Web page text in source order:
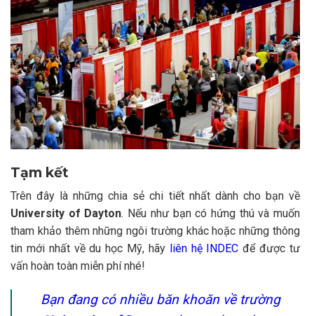
Tạm kết
Trên đây là những chia sẻ chi tiết nhất dành cho bạn về
University of Dayton. Nếu như bạn có hứng thú và muốn
tham khảo thêm những ngôi trường khác hoặc những thông
tin mới nhất về du học Mỹ, hãyliên hệ INDEC để được tư
vấn hoàn toàn miễn phí nhé!
Bạn đang có nhiều băn khoăn về trường